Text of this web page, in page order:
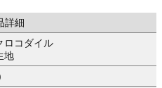
詳細
ロコダイル
地